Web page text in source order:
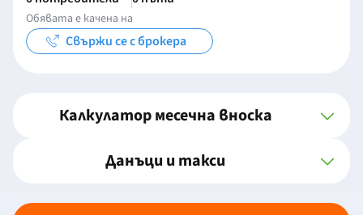
Обявата е качена на
Свържи се с брокера
Калкулатор месечна вноска
Данъци и такси